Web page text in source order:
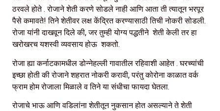
ठरवले होते . रोजाने शेती करणे सोडले नाही आणि आता ती त्यातून भरपूर
पैसे कमावते! तिने शेतीवर लक्ष केंद्रित करण्यासाठी तिची नोकरी सोडली.
रोजा यांनी दाखवून दिले की, जर तुम्ही योग्य पद्धतीने शेती केली तर हा
खरोखरच यशस्वी व्यवसाय होऊ शकतो.
रोजा ह्या कर्नाटकामधील डोन्नेहल्ली गावातील रहिवाशी आहेत . घरच्यांची
इच्छा होती की रोजाने शहरात नोकरी करावी, परंतु कोरोना काळात वर्क
फ्राम होम रोजाला मिळाले व तिने या संधीचा फायदा घेतला.
रोजाचे भाऊ आणि वडिलांना शेतीतून नुकसान होत असल्याने ते शेती